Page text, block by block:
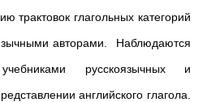
трактовок глагольных категорий
авторами. Наблюдаются
русскоязычных и
английского глагола.